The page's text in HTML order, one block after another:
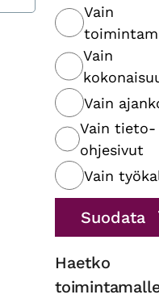
Vain
Vain
Vain
Vain tieto-
ohjesivut
Vain
Haetko